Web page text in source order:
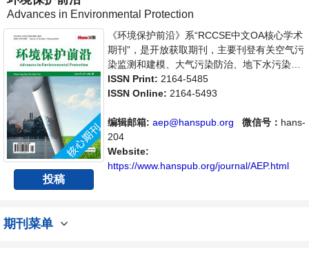
Advances in Environmental Protection
投稿
《环境保护前沿》系“RCCSE中文OA核心学术
期刊”，是开放获取期刊，主要刊登有关空气污
染监测和建模、大气污染防治、地下水污染控
制等领域的最新论文，反映国内外该领域的最
新研究动态。本刊支持思想创新、学术创新，
体，旨在给世界范围内的科学家、学者、科研
人员提供一个传播、分享和讨论环境保护领域
内不同方向问题与发展的交流平台。
ISSN Print: 2164-5485
ISSN Online: 2164-5493
编辑邮箱: aep@hanspub.org 微信号： hans-
204
Website:
https://www.hanspub.org/journal/AEP.html
期刊菜单